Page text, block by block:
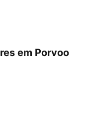
em Porvoo